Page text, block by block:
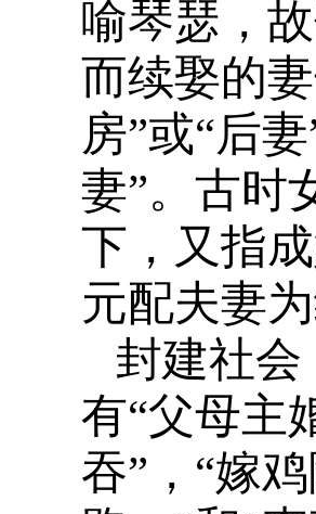
喻琴瑟，
而续娶的
房”或“后
妻”。古时
下，又指
元配夫妻
封建社会
有“父母主
吞”，“嫁